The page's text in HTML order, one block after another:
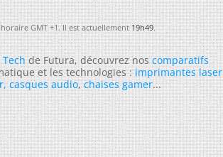
horaire GMT +1. Il est actuellement19h49.
Techde Futura, découvrez noscomparatifs
et les technologies :imprimantes laser
,casques audio,chaises gamer...